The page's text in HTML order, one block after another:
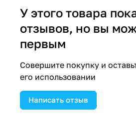
У этого товара
отзывов, но вы
первым
Совершите покупку и
его использовании
Написать отзыв